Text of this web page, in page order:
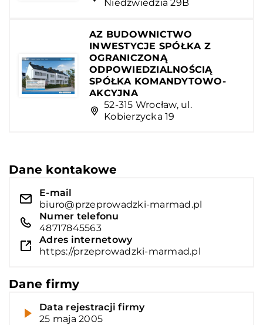
Niedźwiedzia 29B
AZ BUDOWNICTWO
INWESTYCJE SPÓŁKA Z
OGRANICZONĄ
ODPOWIEDZIALNOŚCIĄ
SPÓŁKA KOMANDYTOWO-
AKCYJNA
52-315 Wrocław, ul.
Kobierzycka 19
Dane kontakowe
E-mail
biuro@przeprowadzki-marmad.pl
Numer telefonu
48717845563
Adres internetowy
https://przeprowadzki-marmad.pl
Dane firmy
Data rejestracji firmy
25 maja 2005